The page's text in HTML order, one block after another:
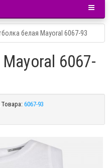
белая Mayoral 6067-93
6067-
6067-93